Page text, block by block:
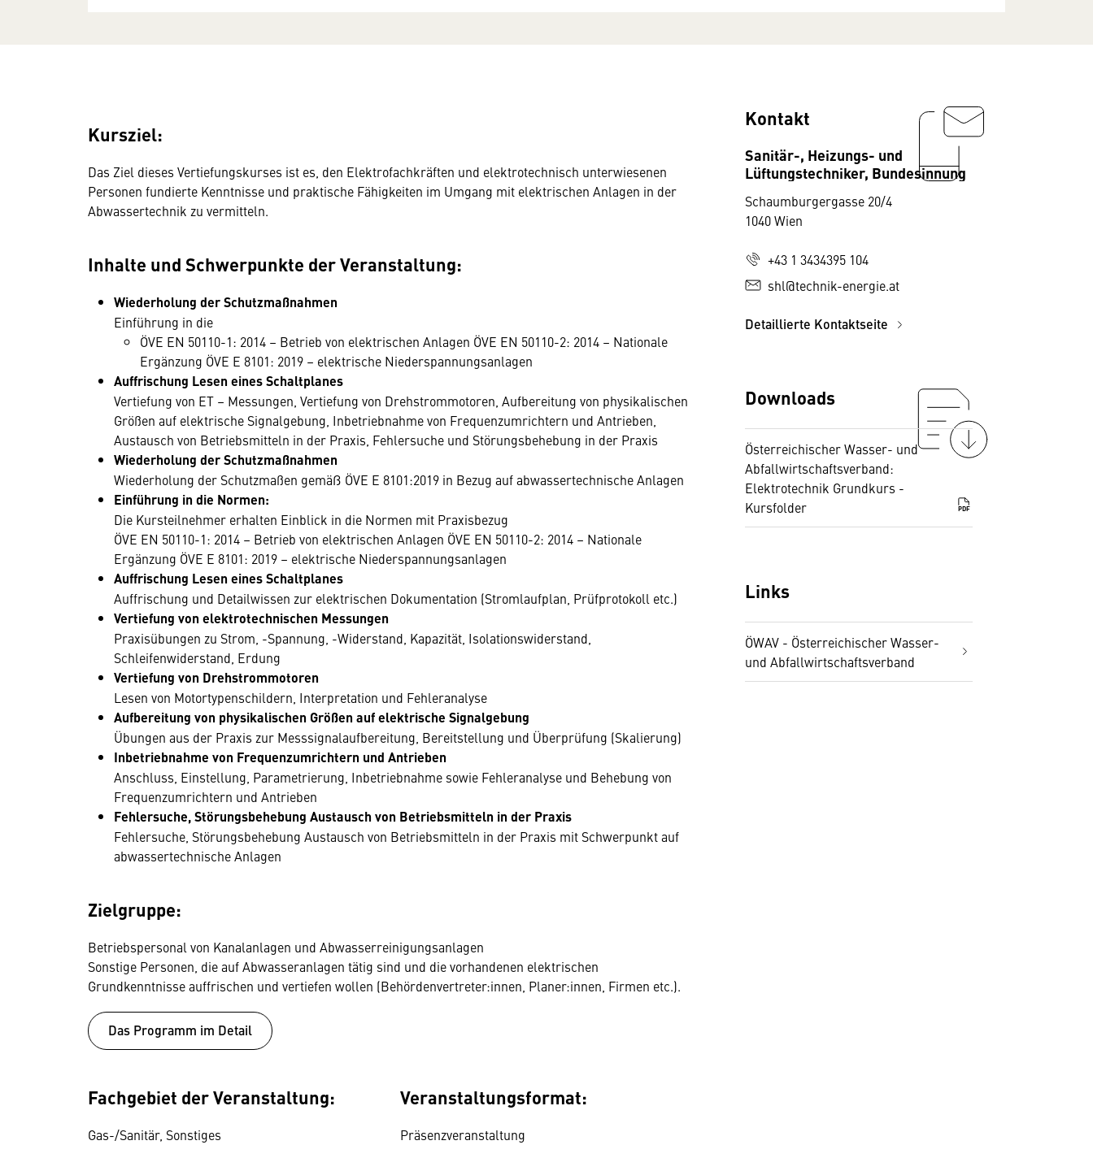
Kursziel:
Das Ziel dieses Vertiefungskurses ist es, den Elektrofachkräften und elektrotechnisch unterwiesenen
Personen fundierte Kenntnisse und praktische Fähigkeiten im Umgang mit elektrischen Anlagen in der
Abwassertechnik zu vermitteln.
Inhalte und Schwerpunkte der Veranstaltung:
Wiederholung der Schutzmaßnahmen
Einführung in die
ÖVE EN 50110-1: 2014 – Betrieb von elektrischen Anlagen ÖVE EN 50110-2: 2014 – Nationale
Ergänzung ÖVE E 8101: 2019 – elektrische Niederspannungsanlagen
Auffrischung Lesen eines Schaltplanes
Vertiefung von ET – Messungen, Vertiefung von Drehstrommotoren, Aufbereitung von physikalischen
Größen auf elektrische Signalgebung, Inbetriebnahme von Frequenzumrichtern und Antrieben,
Austausch von Betriebsmitteln in der Praxis, Fehlersuche und Störungsbehebung in der Praxis
Wiederholung der Schutzmaßnahmen
Wiederholung der Schutzmaßen gemäß ÖVE E 8101:2019 in Bezug auf abwassertechnische Anlagen
Einführung in die Normen:
Die Kursteilnehmer erhalten Einblick in die Normen mit Praxisbezug
ÖVE EN 50110-1: 2014 – Betrieb von elektrischen Anlagen ÖVE EN 50110-2: 2014 – Nationale
Ergänzung ÖVE E 8101: 2019 – elektrische Niederspannungsanlagen
Auffrischung Lesen eines Schaltplanes
Auffrischung und Detailwissen zur elektrischen Dokumentation (Stromlaufplan, Prüfprotokoll etc.)
Vertiefung von elektrotechnischen Messungen
Praxisübungen zu Strom, -Spannung, -Widerstand, Kapazität, Isolationswiderstand,
Schleifenwiderstand, Erdung
Vertiefung von Drehstrommotoren
Lesen von Motortypenschildern, Interpretation und Fehleranalyse
Aufbereitung von physikalischen Größen auf elektrische Signalgebung
Übungen aus der Praxis zur Messsignalaufbereitung, Bereitstellung und Überprüfung (Skalierung)
Inbetriebnahme von Frequenzumrichtern und Antrieben
Anschluss, Einstellung, Parametrierung, Inbetriebnahme sowie Fehleranalyse und Behebung von
Frequenzumrichtern und Antrieben
Fehlersuche, Störungsbehebung Austausch von Betriebsmitteln in der Praxis
Fehlersuche, Störungsbehebung Austausch von Betriebsmitteln in der Praxis mit Schwerpunkt auf
abwassertechnische Anlagen
Zielgruppe:
Betriebspersonal von Kanalanlagen und Abwasserreinigungsanlagen
Sonstige Personen, die auf Abwasseranlagen tätig sind und die vorhandenen elektrischen
Grundkenntnisse auffrischen und vertiefen wollen (Behördenvertreter:innen, Planer:innen, Firmen etc.).
Das Programm im Detail
Fachgebiet der Veranstaltung:
Gas-/Sanitär, Sonstiges
Veranstaltungsformat:
Präsenzveranstaltung
Kontakt
Sanitär-, Heizungs- und
Lüftungstechniker, Bundesinnung
Schaumburgergasse 20/4
1040 Wien
+43 1 3434395 104
shl@technik-energie.at
Detaillierte Kontaktseite
Downloads
Österreichischer Wasser- und
Abfallwirtschaftsverband:
Elektrotechnik Grundkurs -
Kursfolder
PDF
Links
ÖWAV - Österreichischer Wasser-
und Abfallwirtschaftsverband